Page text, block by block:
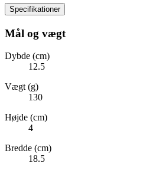
Specifikationer
Mål og vægt
Dybde (cm)
12.5
Vægt (g)
130
Højde (cm)
4
Bredde (cm)
18.5